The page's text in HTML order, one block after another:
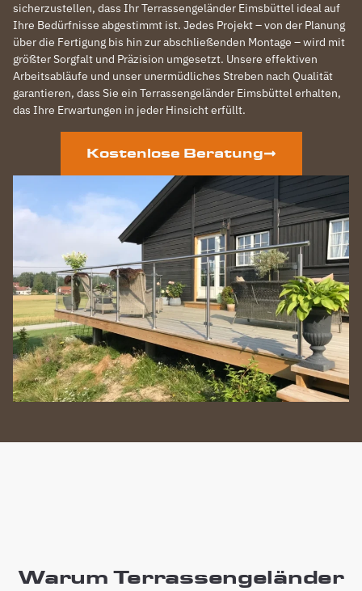
sicherzustellen, dass Ihr Terrassengeländer Eimsbüttel ideal auf
Ihre Bedürfnisse abgestimmt ist. Jedes Projekt – von der Planung
über die Fertigung bis hin zur abschließenden Montage – wird mit
größter Sorgfalt und Präzision umgesetzt. Unsere effektiven
Arbeitsabläufe und unser unermüdliches Streben nach Qualität
garantieren, dass Sie ein Terrassengeländer Eimsbüttel erhalten,
das Ihre Erwartungen in jeder Hinsicht erfüllt.
Kostenlose Beratung
Warum Terrassengeländer